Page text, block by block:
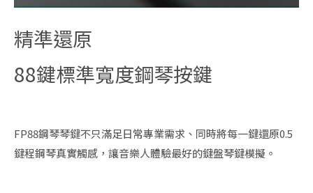
精準還原
88鍵標準寬度鋼琴按鍵
FP88鋼琴琴鍵不只滿足日常專業需求、同時將每一鍵還原0.5
鍵程鋼琴真實觸感，讓音樂人體驗最好的鍵盤琴鍵模擬。